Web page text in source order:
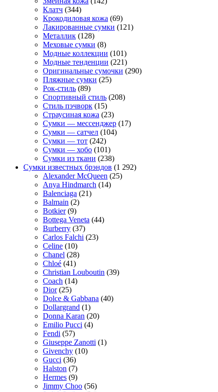
Клатч (344)
Крокодиловая кожа (69)
Лакированные сумки (121)
Металлик (128)
Меховые сумки (8)
Модные коллекции (101)
Модные тенденции (221)
Оригинальные сумочки (290)
Пляжные сумки (25)
Рок-стиль (89)
Спортивный стиль (208)
Стиль пэчворк (15)
Страусиная кожа (23)
Сумки — мессенджер (17)
Сумки — сатчел (104)
Сумки — тот (242)
Сумки — хобо (101)
Сумки из ткани (238)
Сумки известных брэндов (1 292)
Alexander McQueen (25)
Anya Hindmarch (14)
Balenciaga (21)
Balmain (2)
Botkier(9)
Bottega Veneta (44)
Burberry (37)
Carlos Falchi (23)
Celine (10)
Chanel (28)
Chloé (41)
Christian Louboutin (39)
Coach (14)
Dior(25)
Dolce & Gabbana (40)
Dollargrand (1)
Donna Karan (20)
Emilio Pucci (4)
Fendi (57)
Giuseppe Zanotti (1)
Givenchy (10)
Gucci (36)
Halston (7)
Hermes (9)
Jimmy Choo (56)